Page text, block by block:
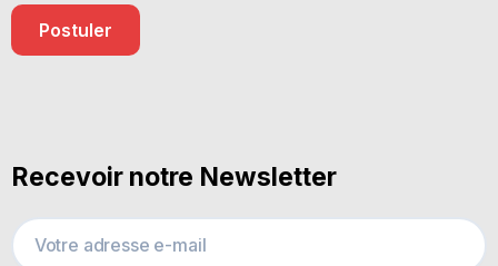
Postuler
Recevoir notre Newsletter